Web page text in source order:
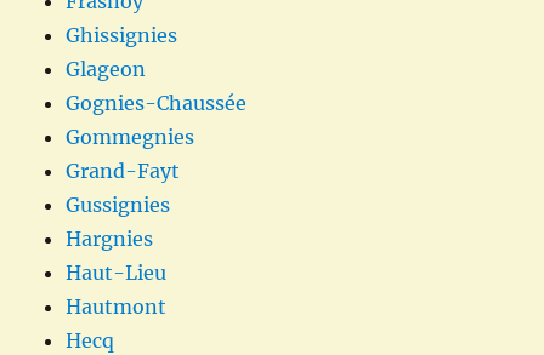
Ghissignies
Glageon
Gognies-Chaussée
Gommegnies
Grand-Fayt
Gussignies
Hargnies
Haut-Lieu
Hautmont
Hecq